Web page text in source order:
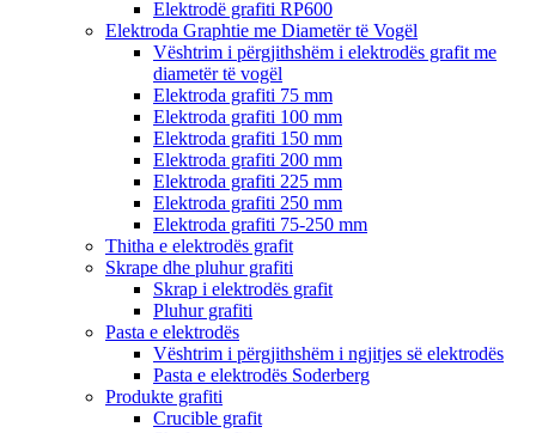
Elektrodë grafiti RP600
Elektroda Graphtie me Diametër të Vogël
Vështrim i përgjithshëm i elektrodës grafit me
diametër të vogël
Elektroda grafiti 75 mm
Elektroda grafiti 100 mm
Elektroda grafiti 150 mm
Elektroda grafiti 200 mm
Elektroda grafiti 225 mm
Elektroda grafiti 250 mm
Elektroda grafiti 75-250 mm
Thitha e elektrodës grafit
Skrape dhe pluhur grafiti
Skrap i elektrodës grafit
Pluhur grafiti
Pasta e elektrodës
Vështrim i përgjithshëm i ngjitjes së elektrodës
Pasta e elektrodës Soderberg
Produkte grafiti
Crucible grafit